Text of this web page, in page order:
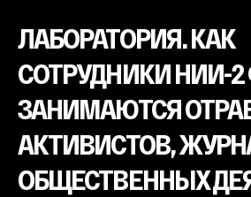
ЛАБОРАТОРИЯ. КАК
СОТРУДНИКИ НИИ-2
ЗАНИМАЮТСЯ
АКТИВИСТОВ,
ОБЩЕСТВЕННЫХ